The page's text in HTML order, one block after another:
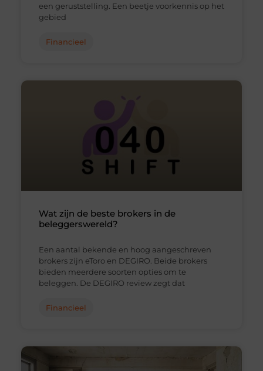
een geruststelling. Een beetje voorkennis op het
gebied
Financieel
Wat zijn de beste brokers in de
beleggerswereld?
Een aantal bekende en hoog aangeschreven
brokers zijn eToro en DEGIRO. Beide brokers
bieden meerdere soorten opties om te
beleggen. De DEGIRO review zegt dat
Financieel